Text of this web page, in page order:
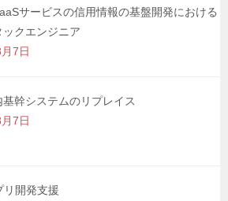
サービスの信用情報の基盤開発における
ックエンジニア
7日
幹システムのリプレイス
7日
リ開発支援